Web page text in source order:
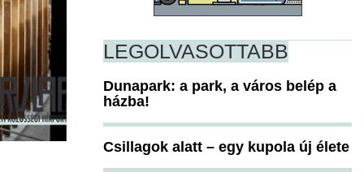
LEGOLVASOTTABB
Dunapark: a park, a város belép a
házba!
Csillagok alatt – egy kupola új élete